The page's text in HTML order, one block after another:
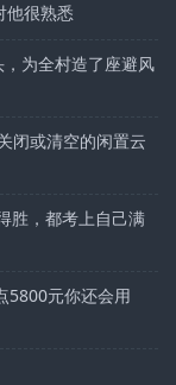
他很熟悉
为全村造了座避风
闭或清空的闲置云
胜，都考上自己满
5800元你还会用